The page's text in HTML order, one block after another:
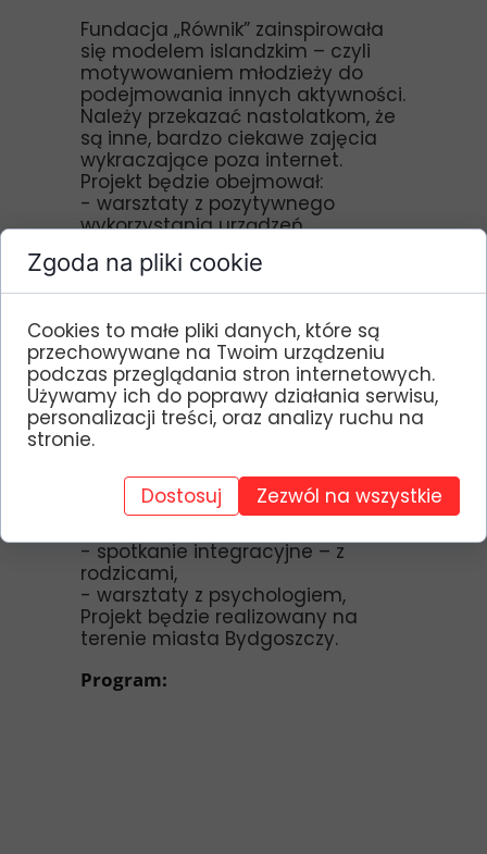
Program:
Fundacja „Równik” zainspirowała
się modelem islandzkim – czyli
motywowaniem młodzieży do
podejmowania innych aktywności.
Należy przekazać nastolatkom, że
są inne, bardzo ciekawe zajęcia
wykraczające poza internet.
Projekt będzie obejmował:
- warsztaty z pozytywnego
wykorzystania urządzeń
cyfrowych,
- warsztaty komunikacji,
- warsztaty zarządzania czasem,
wszyscy za jednego”
– warsztaty o budowaniu relacji w
grupie,
- „Ze sportem na co dzień” –
zajęcia sportowe na basenie,
- „W poszukiwaniu własnych pasji”
fotograficzne, muzyczne
- wydarzenia kulturalne
- spotkanie integracyjne – z
rodzicami,
- warsztaty z psychologiem,
Projekt będzie realizowany na
terenie miasta Bydgoszczy.
Zgoda na pliki cookie
Cookies to małe pliki danych, które są
przechowywane na Twoim urządzeniu
podczas przeglądania stron internetowych.
Używamy ich do poprawy działania serwisu,
personalizacji treści, oraz analizy ruchu na
stronie.
Dostosuj Zezwól na wszystkie